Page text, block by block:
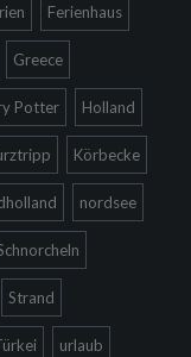
Ferienhaus
Greece
Potter Holland
Körbecke
nordsee
Strand
urlaub